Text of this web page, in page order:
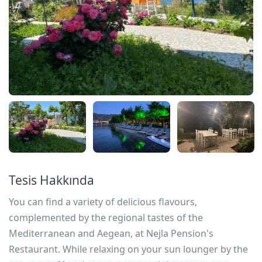
Tesis Hakkında
You can find a variety of delicious flavours,
complemented by the regional tastes of the
Mediterranean and Aegean, at Nejla Pension's
Restaurant. While relaxing on your sun lounger by the